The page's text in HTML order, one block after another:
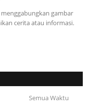
gambar
cerita atau informasi.
Semua Waktu